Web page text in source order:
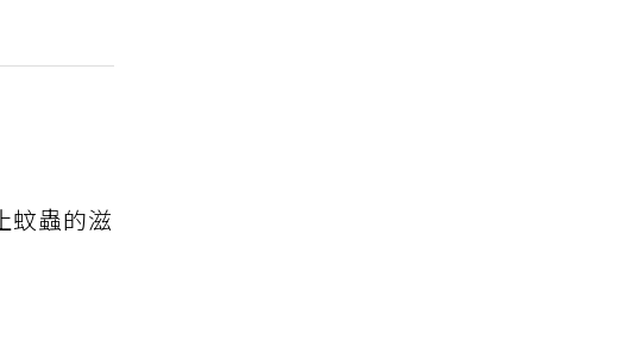
蚊蟲的滋